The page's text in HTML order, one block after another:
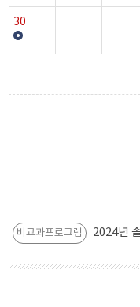
30
비교과프로그램 2024년